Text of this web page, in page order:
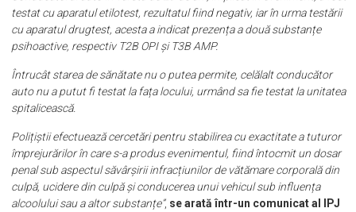
testat cu aparatul etilotest, rezultatul fiind negativ, iar în urma testării
cu aparatul drugtest, acesta a indicat prezența a două substanțe
psihoactive, respectiv T2B OPI și T3B AMP.
Întrucât starea de sănătate nu o putea permite, celălalt conducător
auto nu a putut fi testat la fața locului, urmând sa fie testat la unitatea
spitalicească.
Polițiștii efectuează cercetări pentru stabilirea cu exactitate a tuturor
împrejurărilor în care s-a produs evenimentul, fiind întocmit un dosar
penal sub aspectul săvârșirii infracțiunilor de vătămare corporală din
culpă, ucidere din culpă și conducerea unui vehicul sub influența
alcoolului sau a altor substanțe”, se arată într-un comunicat al IPJ